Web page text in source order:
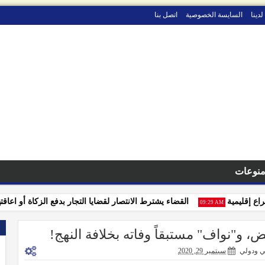
السايسة الخصوصية اتصل بنا
منوعات
09:29 AM القضاء يشترط الانتصار لقضايا التجار بدفع الزكاة أو اعاقتهم
و"نواف" مستبقاً وفاته بخلافة النهج!
ودولي سبتمبر 29, 2020